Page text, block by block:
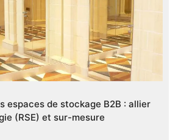
espaces de stockage B2B : allier
(RSE) et sur-mesure